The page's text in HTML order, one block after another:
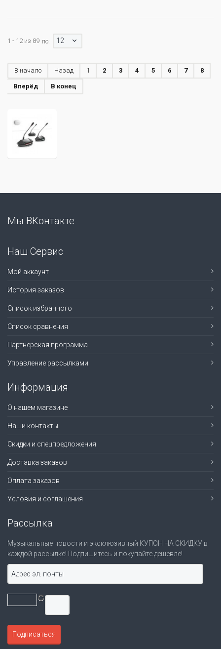
1 - 12 из 89 по: 12
В начало Назад 1 2 3 4 5 6 7 8
Вперёд В конец
Мы ВКонтакте
Наш Сервис
Мой аккаунт
История заказов
Список избранного
Список сравнения
Партнерская программа
Управление рассылками
Информация
О нашем магазине
Наши контакты
Скидки и спецпредложения
Доставка заказов
Оплата заказов
Условия и соглашения
Рассылка
Музыкальные новости и эксклюзивный КУПОН НА СКИДКУ в
каждой рассылке! Подпишитесь и покупайте дешевле!